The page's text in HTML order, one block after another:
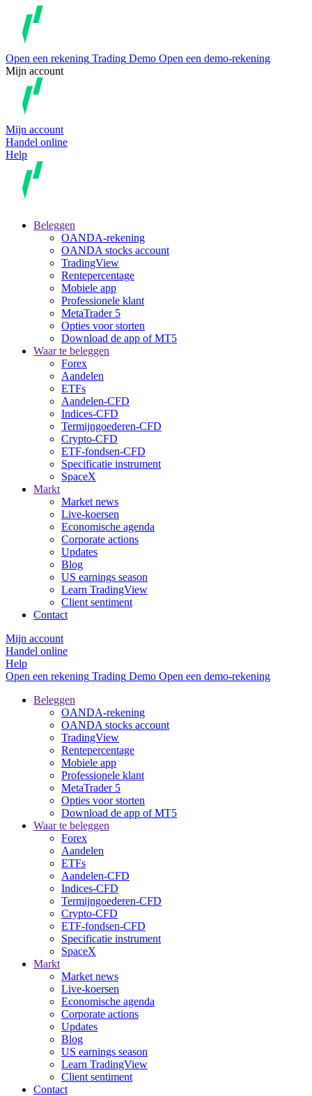
Open een rekening Trading Demo Open een demo-rekening
Mijn account
Mijn account
Handel online
Help
Beleggen
OANDA-rekening
OANDA stocks account
TradingView
Rentepercentage
Mobiele app
Professionele klant
MetaTrader 5
Opties voor storten
Download de app of MT5
Waar te beleggen
Forex
Aandelen
ETFs
Aandelen-CFD
Indices-CFD
Termijngoederen-CFD
Crypto-CFD
ETF-fondsen-CFD
Specificatie instrument
SpaceX
Markt
Market news
Live-koersen
Economische agenda
Corporate actions
Updates
Blog
US earnings season
Learn TradingView
Client sentiment
Contact
Mijn account
Handel online
Help
Open een rekening Trading Demo Open een demo-rekening
Beleggen
OANDA-rekening
OANDA stocks account
TradingView
Rentepercentage
Mobiele app
Professionele klant
MetaTrader 5
Opties voor storten
Download de app of MT5
Waar te beleggen
Forex
Aandelen
ETFs
Aandelen-CFD
Indices-CFD
Termijngoederen-CFD
Crypto-CFD
ETF-fondsen-CFD
Specificatie instrument
SpaceX
Markt
Market news
Live-koersen
Economische agenda
Corporate actions
Updates
Blog
US earnings season
Learn TradingView
Client sentiment
Contact